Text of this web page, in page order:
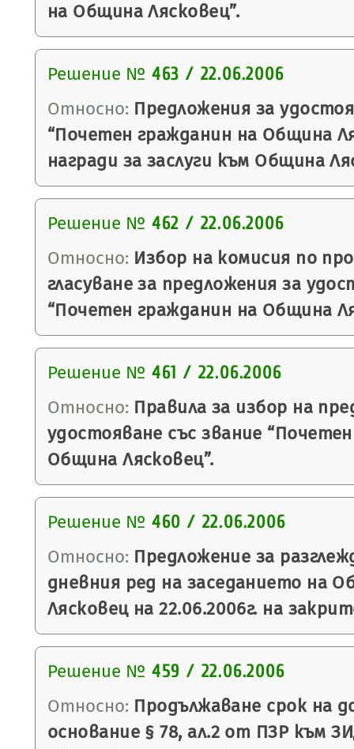
на Община Лясковец”.
Решение № 463 / 22.06.2006
Относно: Предложения за
“Почетен гражданин на Община
награди за заслуги към Община
Решение № 462 / 22.06.2006
Относно: Избор на комисия по
гласуване за предложения за
“Почетен гражданин на Община
Решение № 461 / 22.06.2006
Относно: Правила за избор на
удостояване със звание
Община Лясковец”.
Решение № 460 / 22.06.2006
Относно: Предложение за
дневния ред на заседанието на
Лясковец на 22.06.2006г. на
Решение № 459 / 22.06.2006
Относно: Продължаване срок на
основание § 78, ал.2 от ПЗР към